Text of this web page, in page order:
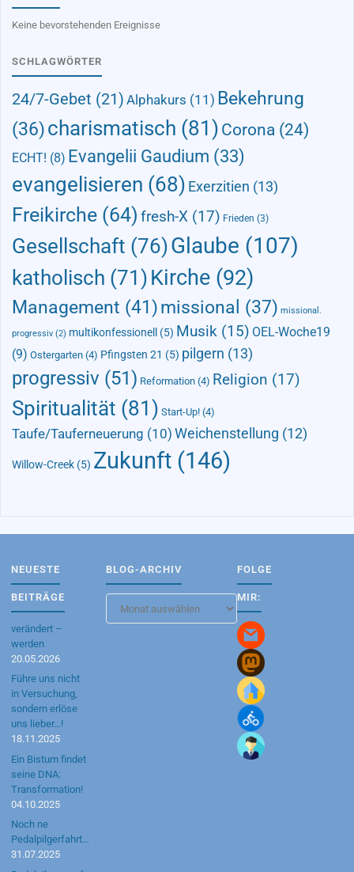
Keine bevorstehenden Ereignisse
SCHLAGWÖRTER
24/7-Gebet (21) Alphakurs (11) Bekehrung
(36)charismatisch (81) Corona (24)
ECHT! (8) Evangelii Gaudium (33)
evangelisieren (68) Exerzitien (13)
Freikirche (64) fresh-X (17) Frieden (3)
Gesellschaft (76)Glaube (107)
katholisch (71) Kirche (92)
Management (41)missional (37) missional.
progressiv (2) multikonfessionell (5) Musik (15) OEL-Woche19
(9) Ostergarten (4) Pfingsten 21 (5) pilgern (13)
progressiv (51) Reformation (4) Religion (17)
Spiritualität (81) Start-Up! (4)
Taufe/Tauferneuerung (10) Weichenstellung (12)
Willow-Creek (5) Zukunft (146)
NEUESTE
BEITRÄGE
verändert –
werden
20.05.2026
Führe uns nicht
in Versuchung,
sondern erlöse
uns lieber…!
18.11.2025
Ein Bistum findet
seine DNA:
Transformation!
04.10.2025
Noch ne
Pedalpilgerfahrt…
31.07.2025
BLOG-ARCHIV
Archiv
FOLGE
MIR: